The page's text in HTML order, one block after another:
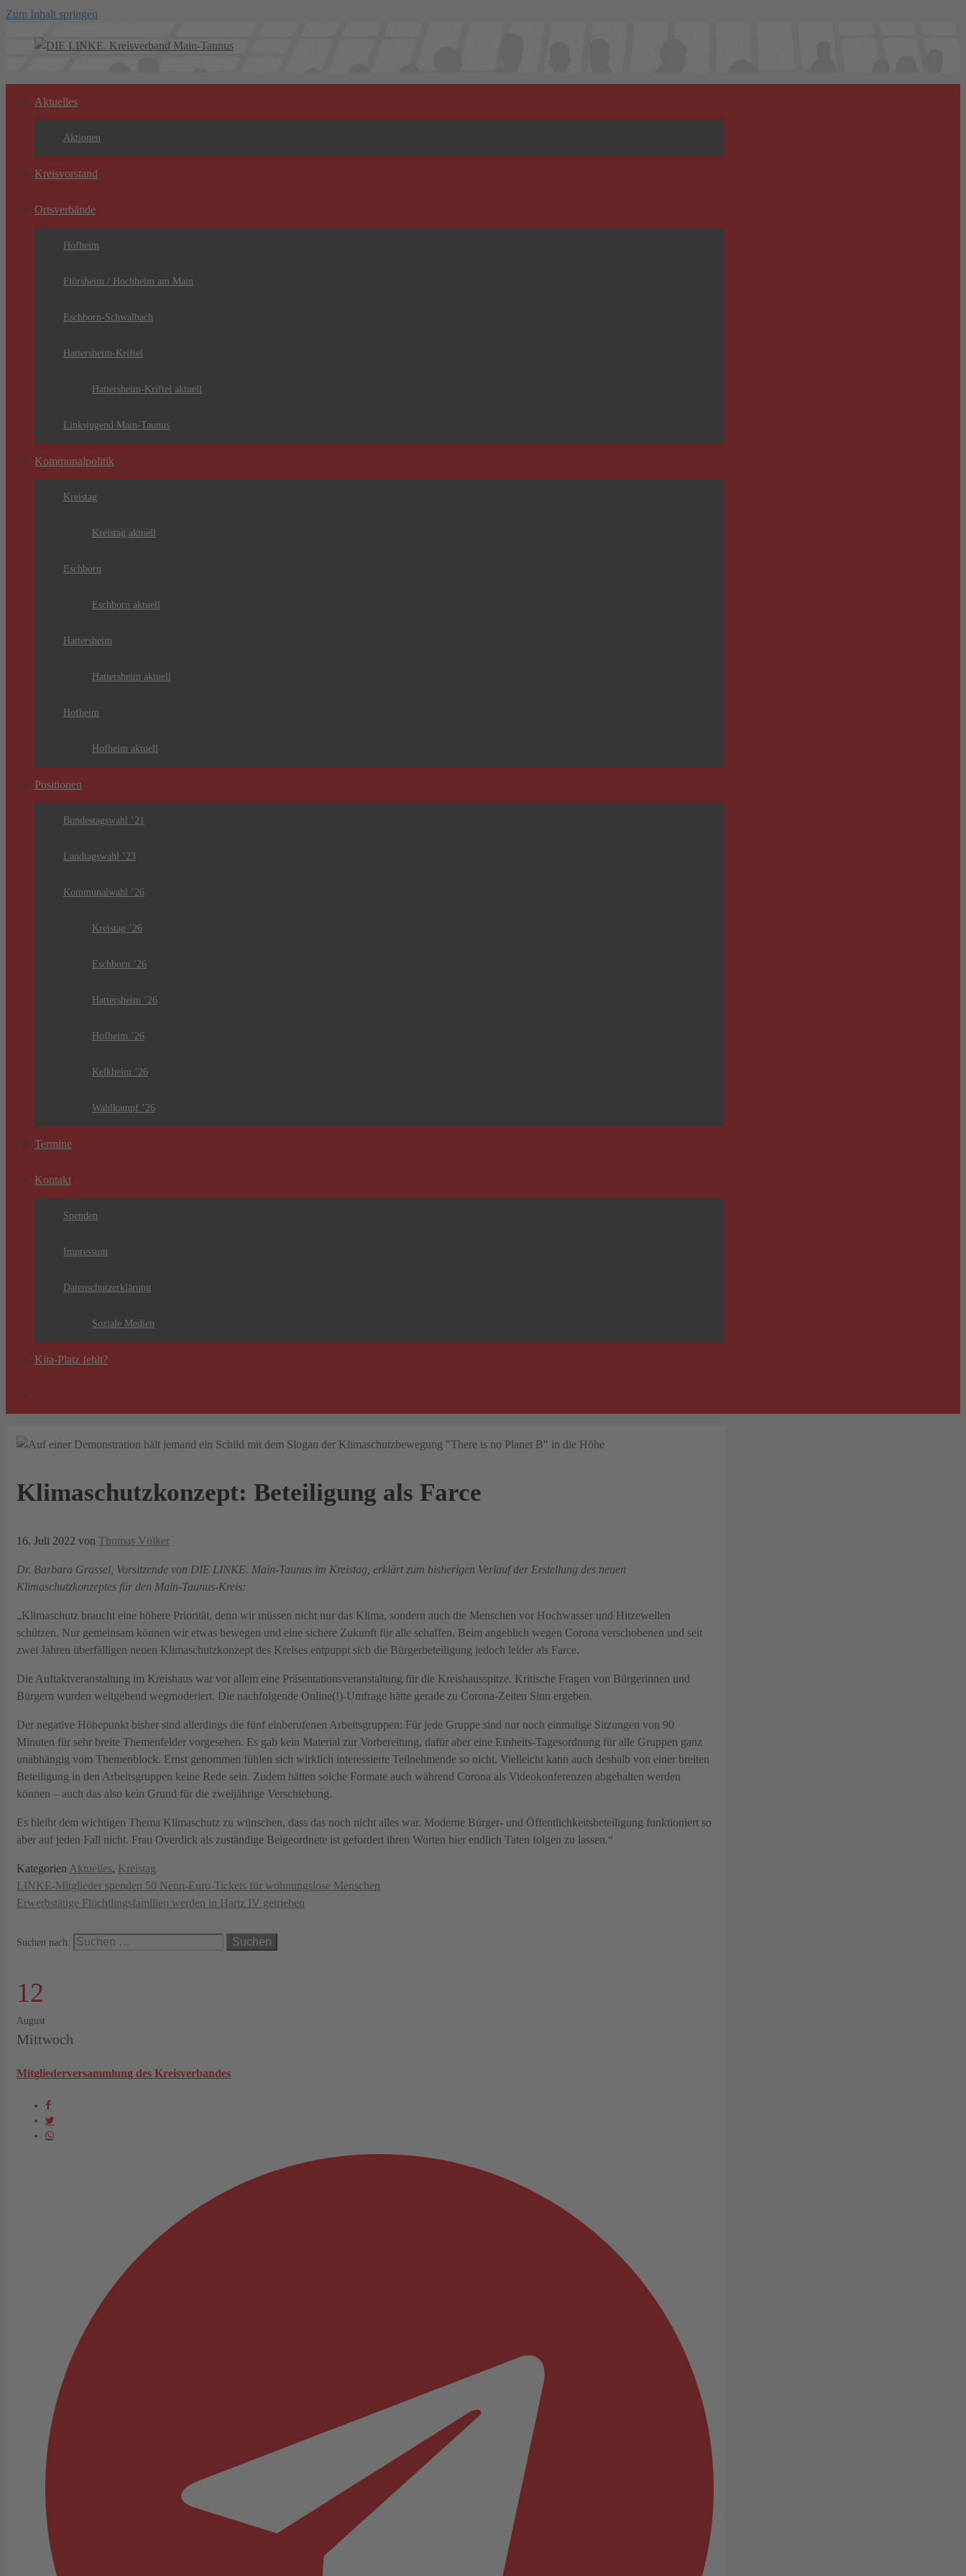
Zum Inhalt springen
Aktuelles
Aktionen
Kreisvorstand
Ortsverbände
Hofheim
Flörsheim / Hochheim am Main
Eschborn-Schwalbach
Hattersheim-Kriftel
Hattersheim-Kriftel aktuell
Linksjugend Main-Taunus
Kommunalpolitik
Kreistag
Kreistag aktuell
Eschborn
Eschborn aktuell
Hattersheim
Hattersheim aktuell
Hofheim
Hofheim aktuell
Positionen
Bundestagswahl ’21
Landtagswahl ’23
Kommunalwahl ’26
Kreistag ’26
Eschborn ’26
Hattersheim ’26
Hofheim ’26
Kelkheim ’26
Wahlkampf ’26
Termine
Kontakt
Spenden
Impressum
Datenschutzerklärung
Soziale Medien
Kita-Platz fehlt?
Klimaschutzkonzept: Beteiligung als Farce
16. Juli 2022 von Thomas Völker
Dr. Barbara Grassel, Vorsitzende von DIE LINKE. Main-Taunus im Kreistag, erklärt zum bisherigen Verlauf der Erstellung des neuen
Klimaschutzkonzeptes für den Main-Taunus-Kreis:
„Klimaschutz braucht eine höhere Priorität, denn wir müssen nicht nur das Klima, sondern auch die Menschen vor Hochwasser und Hitzewellen
schützen. Nur gemeinsam können wir etwas bewegen und eine sichere Zukunft für alle schaffen. Beim angeblich wegen Corona verschobenen und seit
zwei Jahren überfälligen neuen Klimaschutzkonzept des Kreises entpuppt sich die Bürgerbeteiligung jedoch leider als Farce.
Die Auftaktveranstaltung im Kreishaus war vor allem eine Präsentationsveranstaltung für die Kreishausspitze. Kritische Fragen von Bürgerinnen und
Bürgern wurden weitgehend wegmoderiert. Die nachfolgende Online(!)-Umfrage hätte gerade zu Corona-Zeiten Sinn ergeben.
Der negative Höhepunkt bisher sind allerdings die fünf einberufenen Arbeitsgruppen: Für jede Gruppe sind nur noch einmalige Sitzungen von 90
Minuten für sehr breite Themenfelder vorgesehen. Es gab kein Material zur Vorbereitung, dafür aber eine Einheits-Tagesordnung für alle Gruppen ganz
unabhängig vom Themenblock. Ernst genommen fühlen sich wirklich interessierte Teilnehmende so nicht. Vielleicht kann auch deshalb von einer breiten
Beteiligung in den Arbeitsgruppen keine Rede sein. Zudem hätten solche Formate auch während Corona als Videokonferenzen abgehalten werden
können – auch das also kein Grund für die zweijährige Verschiebung.
Es bleibt dem wichtigen Thema Klimaschutz zu wünschen, dass das noch nicht alles war. Moderne Bürger- und Öffentlichkeitsbeteiligung funktioniert so
aber auf jeden Fall nicht. Frau Overdick als zuständige Beigeordnete ist gefordert ihren Worten hier endlich Taten folgen zu lassen.“
Kategorien Aktuelles, Kreistag
LINKE-Mitglieder spenden 50 Neun-Euro-Tickets für wohnungslose Menschen
Erwerbstätige Flüchtlingsfamilien werden in Hartz IV getrieben
Suchen nach:
12
August
Mittwoch
Mitgliederversammlung des Kreisverbandes